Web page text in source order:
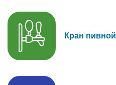
Кран пивной